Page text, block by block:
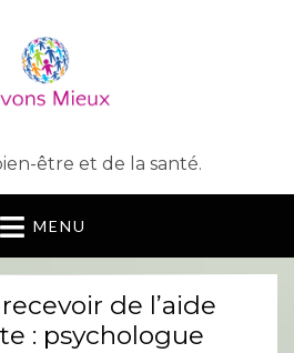
être et de la santé.
MENU
de l’aide
: psychologue